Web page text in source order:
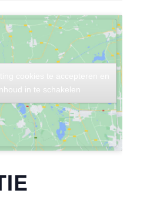
in te schakelen
in te schakelen